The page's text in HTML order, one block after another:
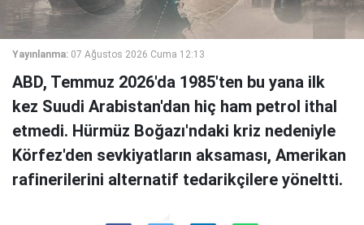
Yayınlanma: 07 Ağustos 2026 Cuma 12:13
ABD, Temmuz 2026'da 1985'ten bu yana ilk
kez Suudi Arabistan'dan hiç ham petrol ithal
etmedi. Hürmüz Boğazı'ndaki kriz nedeniyle
Körfez'den sevkiyatların aksaması, Amerikan
rafinerilerini alternatif tedarikçilere yöneltti.